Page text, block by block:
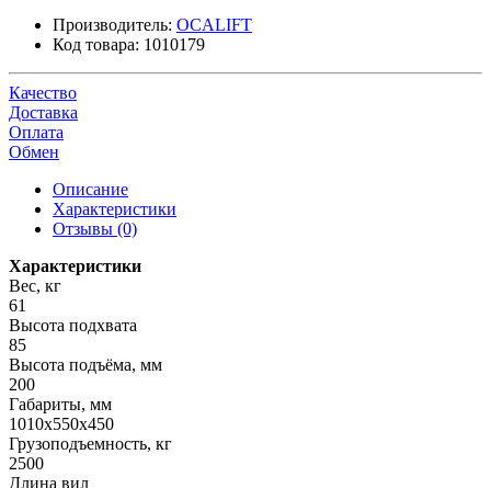
Производитель: OCALIFT
Код товара: 1010179
Качество
Доставка
Оплата
Обмен
Описание
Характеристики
Отзывы (0)
Характеристики
Вес, кг
61
Высота подхвата
85
Высота подъёма, мм
200
Габариты, мм
1010х550х450
Грузоподъемность, кг
2500
Длина вил